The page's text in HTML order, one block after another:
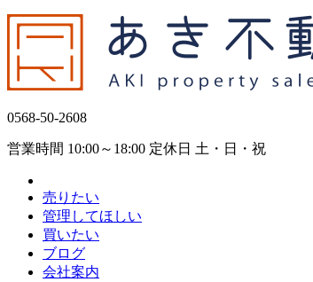
0568-50-2608
営業時間 10:00～18:00 定休日 土・日・祝
売りたい
管理してほしい
買いたい
ブログ
会社案内